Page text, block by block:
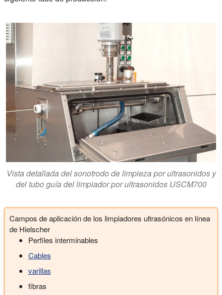
Vista detallada del sonotrodo de limpieza por ultrasonidos y
del tubo guía del limpiador por ultrasonidos USCM700
Campos de aplicación de los limpiadores ultrasónicos en línea
de Hielscher
Perfiles interminables
Cables
varillas
fibras